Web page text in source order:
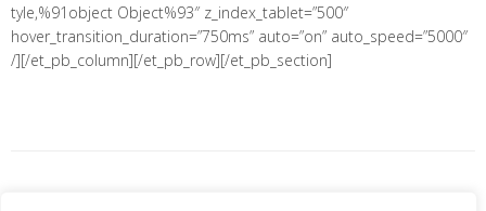
tyle,%91object Object%93″ z_index_tablet=”500″
hover_transition_duration=”750ms” auto=”on” auto_speed=”5000″
/][/et_pb_column][/et_pb_row][/et_pb_section]